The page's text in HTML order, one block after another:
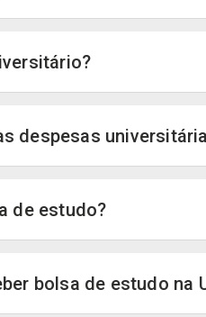
despesas
de estudo?
bolsa de estudo na